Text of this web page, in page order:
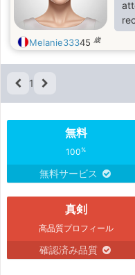
Melanie33345 歳
1
無料
100%
無料サービス
真剣
高品質プロフィール
確認済み品質